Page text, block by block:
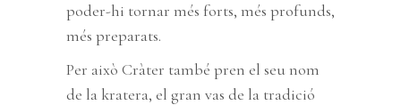
poder-hi tornar més forts, més profunds,
més preparats.
Per això Cràter també pren el seu nom
de la kratera, el gran vas de la tradició